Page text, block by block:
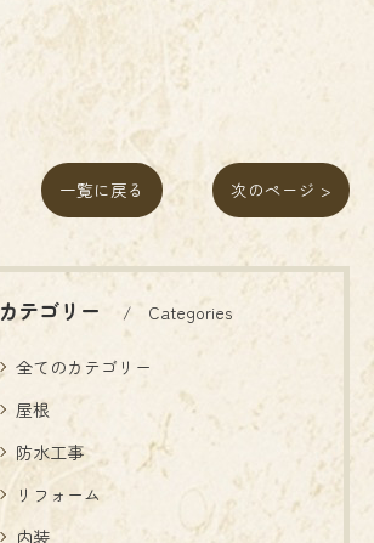
一覧に戻る 次のページ >
カテゴリー Categories
全てのカテゴリー
屋根
防水工事
リフォーム
内装